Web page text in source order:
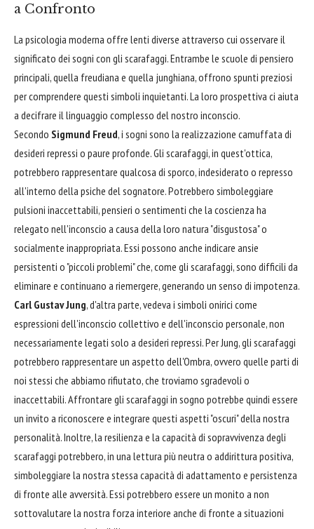
a Confronto
La psicologia moderna offre lenti diverse attraverso cui osservare il
significato dei sogni con gli scarafaggi. Entrambe le scuole di pensiero
principali, quella freudiana e quella junghiana, offrono spunti preziosi
per comprendere questi simboli inquietanti. La loro prospettiva ci aiuta
a decifrare il linguaggio complesso del nostro inconscio.
Secondo Sigmund Freud, i sogni sono la realizzazione camuffata di
desideri repressi o paure profonde. Gli scarafaggi, in quest'ottica,
potrebbero rappresentare qualcosa di sporco, indesiderato o represso
all'interno della psiche del sognatore. Potrebbero simboleggiare
pulsioni inaccettabili, pensieri o sentimenti che la coscienza ha
relegato nell'inconscio a causa della loro natura "disgustosa" o
socialmente inappropriata. Essi possono anche indicare ansie
persistenti o "piccoli problemi" che, come gli scarafaggi, sono difficili da
eliminare e continuano a riemergere, generando un senso di impotenza.
Carl Gustav Jung, d'altra parte, vedeva i simboli onirici come
espressioni dell'inconscio collettivo e dell'inconscio personale, non
necessariamente legati solo a desideri repressi. Per Jung, gli scarafaggi
potrebbero rappresentare un aspetto dell'Ombra, ovvero quelle parti di
noi stessi che abbiamo rifiutato, che troviamo sgradevoli o
inaccettabili. Affrontare gli scarafaggi in sogno potrebbe quindi essere
un invito a riconoscere e integrare questi aspetti "oscuri" della nostra
personalità. Inoltre, la resilienza e la capacità di sopravvivenza degli
scarafaggi potrebbero, in una lettura più neutra o addirittura positiva,
simboleggiare la nostra stessa capacità di adattamento e persistenza
di fronte alle avversità. Essi potrebbero essere un monito a non
sottovalutare la nostra forza interiore anche di fronte a situazioni